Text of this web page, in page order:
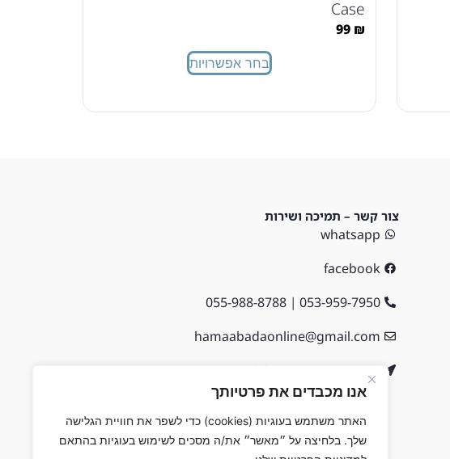
אנו מכבדים את פרטיותך
האתר משתמש בעוגיות (cookies) כדי לשפר את חוויית הגלישה
שלך. בלחיצה על ״מאשר״ את/ה מסכים לשימוש בעוגיות בהתאם
Case
99 ₪
בחר אפשרויות
צור קשר – תמיכה ושירות
whatsapp
facebook
053-959-7950 | 055-988-8788
hamaabadaonline@gmail.com